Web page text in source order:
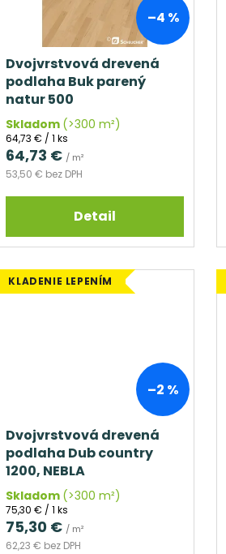
–4 %
Dvojvrstvová drevená
podlaha Buk parený
natur 500
Skladom (>300 m²)
53,50 € bez DPH
64,73 € / m²
Jednotková
cena:
64,73 € / 1 ks
Detail
KLADENIE LEPENÍM
–2 %
Dvojvrstvová drevená
podlaha Dub country
1200, NEBLA
Skladom (>300 m²)
62,23 € bez DPH
75,30 € / m²
Jednotková
cena:
75,30 € / 1 ks